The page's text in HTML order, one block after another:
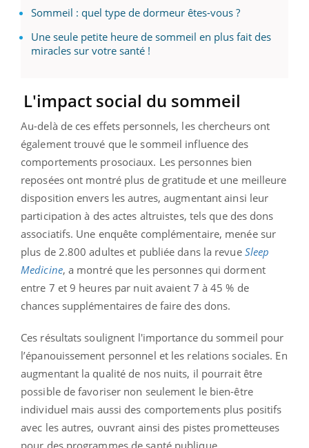
Sommeil : quel type de dormeur êtes-vous ?
Une seule petite heure de sommeil en plus fait des
miracles sur votre santé !
L'impact social du sommeil
Au-delà de ces effets personnels, les chercheurs ont
également trouvé que le sommeil influence des
comportements prosociaux. Les personnes bien
reposées ont montré plus de gratitude et une meilleure
disposition envers les autres, augmentant ainsi leur
participation à des actes altruistes, tels que des dons
associatifs. Une enquête complémentaire, menée sur
plus de 2.800 adultes et publiée dans la revue Sleep
Medicine, a montré que les personnes qui dorment
entre 7 et 9 heures par nuit avaient 7 à 45 % de
chances supplémentaires de faire des dons.
Ces résultats soulignent l'importance du sommeil pour
l’épanouissement personnel et les relations sociales. En
augmentant la qualité de nos nuits, il pourrait être
possible de favoriser non seulement le bien-être
individuel mais aussi des comportements plus positifs
avec les autres, ouvrant ainsi des pistes prometteuses